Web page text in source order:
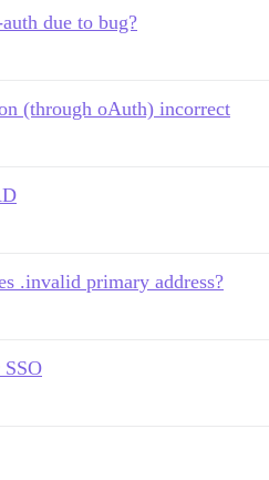
due to bug?
(through oAuth) incorrect
.invalid primary address?